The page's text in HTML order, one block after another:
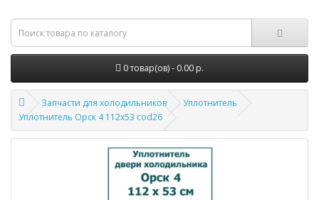
0 товар(ов) - 0.00 р.
Запчасти для холодильников
Уплотнитель
Уплотнитель Орск 4 112x53 cod26